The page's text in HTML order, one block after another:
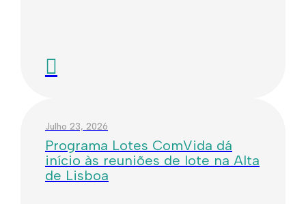
Julho 23, 2026
Programa Lotes ComVida dá
início às reuniões de lote na Alta
de Lisboa